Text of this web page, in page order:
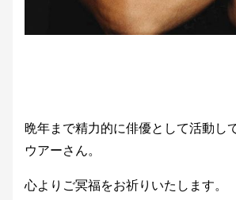
晩年まで精力的に俳優として活動し
ウアーさん。
心よりご冥福をお祈りいたします。